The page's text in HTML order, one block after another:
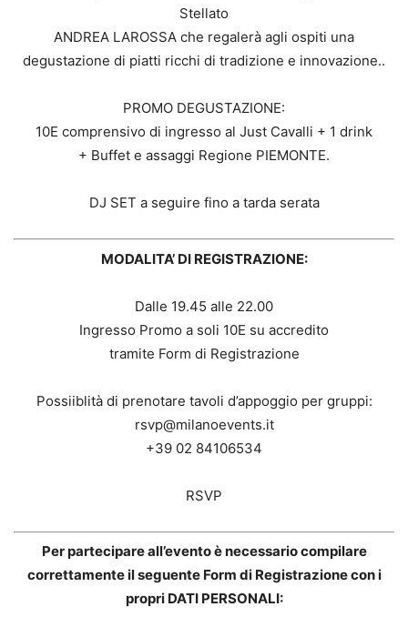
Stellato
ANDREA LAROSSA che regalerà agli ospiti una
degustazione di piatti ricchi di tradizione e innovazione..
PROMO DEGUSTAZIONE:
10E comprensivo di ingresso al Just Cavalli + 1 drink
+ Buffet e assaggi Regione PIEMONTE.
DJ SET a seguire fino a tarda serata
MODALITA’ DI REGISTRAZIONE:
Dalle 19.45 alle 22.00
Ingresso Promo a soli 10E su accredito
tramite Form di Registrazione
Possiiblità di prenotare tavoli d’appoggio per gruppi:
rsvp@milanoevents.it
+39 02 84106534
RSVP
Per partecipare all’evento è necessario compilare
correttamente il seguente Form di Registrazione con i
propri DATI PERSONALI: